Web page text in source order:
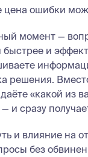
цена ошибки
момент —
быстрее и
решения.
«какой из
и сразу
и влияние на
без